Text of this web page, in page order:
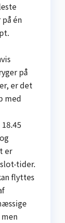
én
på
er det
med
er
tider.
flyttes